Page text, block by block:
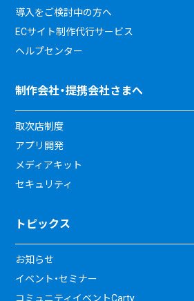
導入をご検討中の方へ
ECサイト制作代行サービス
ヘルプセンター
制作会社・提携会社さまへ
取次店制度
アプリ開発
メディアキット
セキュリティ
トピックス
お知らせ
イベント・セミナー
コミュニティイベントCarty